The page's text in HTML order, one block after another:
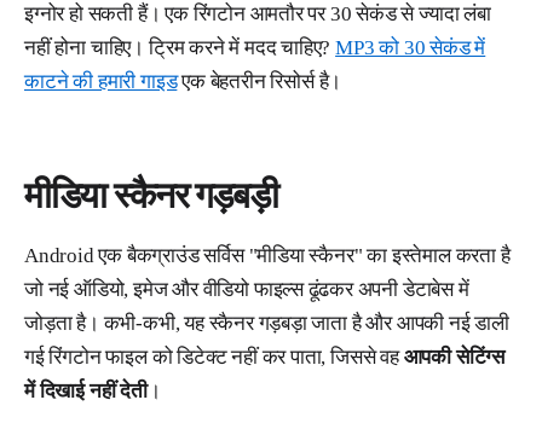
इग्नोर हो सकती हैं। एक रिंगटोन आमतौर पर 30 सेकंड से ज्यादा लंबा
नहीं होना चाहिए। ट्रिम करने में मदद चाहिए?MP3 को 30 सेकंड में
काटने की हमारी गाइडएक बेहतरीन रिसोर्स है।
मीडिया स्कैनर गड़बड़ी
Android एक बैकग्राउंड सर्विस "मीडिया स्कैनर" का इस्तेमाल करता है
जो नई ऑडियो, इमेज और वीडियो फाइल्स ढूंढकर अपनी डेटाबेस में
जोड़ता है। कभी-कभी, यह स्कैनर गड़बड़ा जाता है और आपकी नई डाली
गई रिंगटोन फाइल को डिटेक्ट नहीं कर पाता, जिससे वहआपकी सेटिंग्स
में दिखाई नहीं देती।